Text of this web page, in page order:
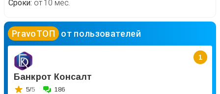
Сроки от 10 мес.
PravoТОП от пользователей
1
Банкрот Консалт
5/5 186